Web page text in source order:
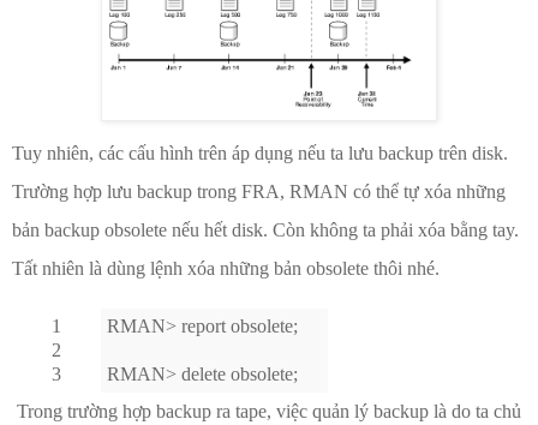
Tuy nhiên, các cấu hình trên áp dụng nếu ta lưu backup trên disk.
Trường hợp lưu backup trong FRA, RMAN có thể tự xóa những
bản backup obsolete nếu hết disk. Còn không ta phải xóa bằng tay.
Tất nhiên là dùng lệnh xóa những bản obsolete thôi nhé.
1
2
3
RMAN> report obsolete;
RMAN> delete obsolete;
Trong trường hợp backup ra tape, việc quản lý backup là do ta chủ